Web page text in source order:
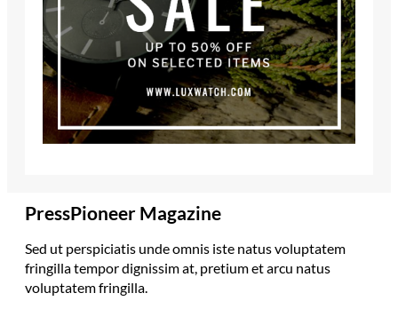
PressPioneer Magazine
Sed ut perspiciatis unde omnis iste natus voluptatem
fringilla tempor dignissim at, pretium et arcu natus
voluptatem fringilla.